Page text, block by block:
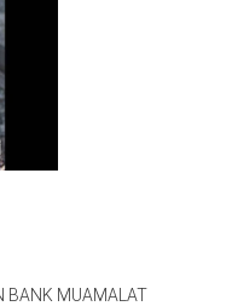
BANK MUAMALAT